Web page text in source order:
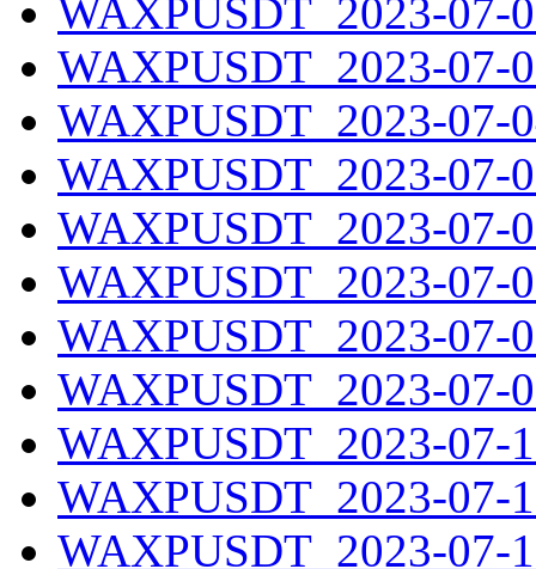
WAXPUSDT_2023-07-
WAXPUSDT_2023-07-
WAXPUSDT_2023-07-
WAXPUSDT_2023-07-
WAXPUSDT_2023-07-
WAXPUSDT_2023-07-
WAXPUSDT_2023-07-
WAXPUSDT_2023-07-
WAXPUSDT_2023-07-
WAXPUSDT_2023-07-
WAXPUSDT_2023-07-